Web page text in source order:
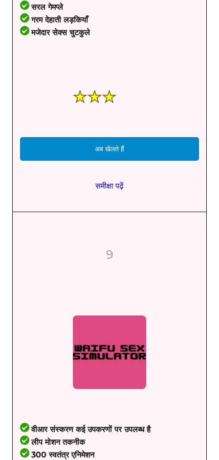
सरल गेमप्ले
गरम देहाती लड़कियाँ
मजेदार सेक्स चुटकुले
अब खेलते हैं
समीक्षा पढ़ें
9
वीआर संस्करण कई उपकरणों पर उपलब्ध है
लीप मोशन तकनीक
300 स्वतंत्र एनिमेशन